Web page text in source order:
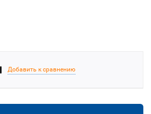
Добавить к сравнению